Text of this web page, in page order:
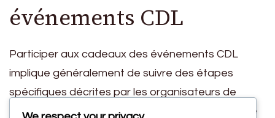
événements CDL
Participer aux cadeaux des événements CDL
implique généralement de suivre des étapes
spécifiques décrites par les organisateurs de
l’événement. Les joueurs peuvent avoir besoin de